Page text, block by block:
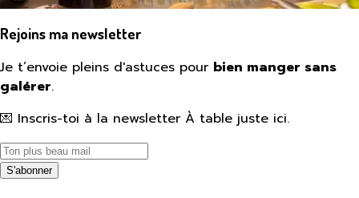
Rejoins ma newsletter
Je t’envoie pleins d'astuces pour bien manger sans
galérer.
💌 Inscris-toi à la newsletter À table juste ici.
S'abonner